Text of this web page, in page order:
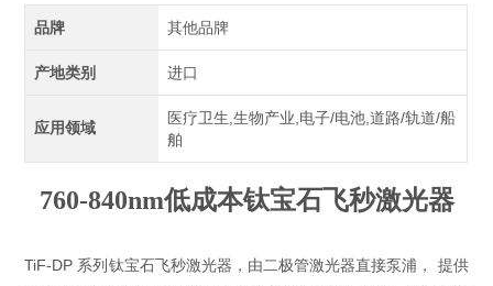
品牌 其他品牌
产地类别 进口
应用领域
医疗卫生,生物产业,电子/电池,道路/轨道/船
舶
760-840nm低成本钛宝石飞秒激光器
TiF-DP 系列钛宝石飞秒激光器，由二极管激光器直接泵浦， 提供